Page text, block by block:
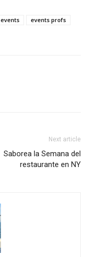
events
events profs
Next article
Saborea la Semana del
restaurante en NY